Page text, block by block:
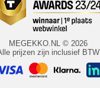
MEGEKKO.NL © 2026
prijzen zijn inclusief BTW